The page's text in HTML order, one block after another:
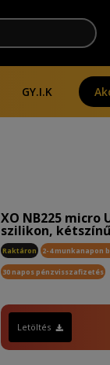
GY.I.K
XO NB225 micro
szilikon,
Raktáron 2-4 munkanapon
30 napos pénzvisszafizetés
Letöltés